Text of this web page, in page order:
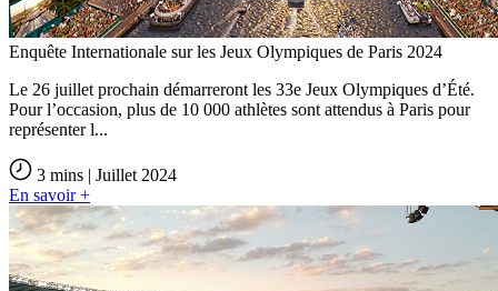
Enquête Internationale sur les Jeux Olympiques de Paris 2024
Le 26 juillet prochain démarreront les 33e Jeux Olympiques d’Été.
Pour l’occasion, plus de 10 000 athlètes sont attendus à Paris pour
représenter l...
3 mins | Juillet 2024
En savoir +